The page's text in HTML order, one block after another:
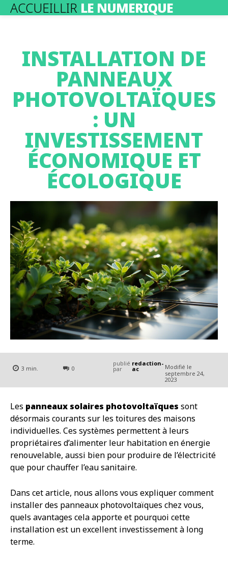
ACCUEILLIR LE NUMERIQUE
INSTALLATION DE
PANNEAUX
PHOTOVOLTAÏQUES
: UN
INVESTISSEMENT
ÉCONOMIQUE ET
ÉCOLOGIQUE
3 min. 0
publié
par
redaction-
ac
Modifié le
septembre 24,
2023
Les panneaux solaires photovoltaïques sont
désormais courants sur les toitures des maisons
individuelles. Ces systèmes permettent à leurs
propriétaires d’alimenter leur habitation en énergie
renouvelable, aussi bien pour produire de l’électricité
que pour chauffer l’eau sanitaire.
Dans cet article, nous allons vous expliquer comment
installer des panneaux photovoltaïques chez vous,
quels avantages cela apporte et pourquoi cette
installation est un excellent investissement à long
terme.